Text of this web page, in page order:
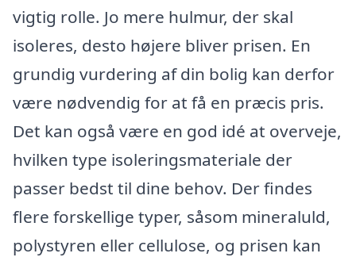
vigtig rolle. Jo mere hulmur, der skal
isoleres, desto højere bliver prisen. En
grundig vurdering af din bolig kan derfor
være nødvendig for at få en præcis pris.
Det kan også være en god idé at overveje,
hvilken type isoleringsmateriale der
passer bedst til dine behov. Der findes
flere forskellige typer, såsom mineraluld,
polystyren eller cellulose, og prisen kan